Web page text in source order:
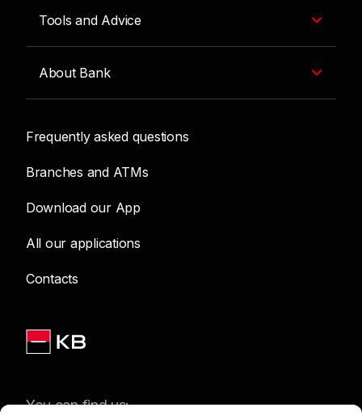
Tools and Advice
About Bank
Frequently asked questions
Branches and ATMs
Download our App
All our applications
Contacts
You can find us: